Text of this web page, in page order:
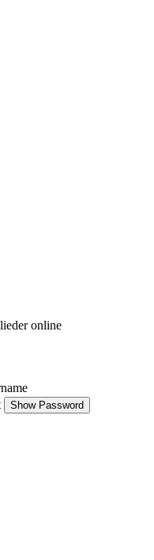
online
Show Password